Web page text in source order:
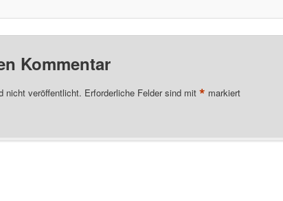
Kommentar
nicht veröffentlicht. Erforderliche Felder sind mit * markiert